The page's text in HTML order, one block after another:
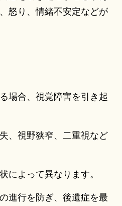
怒り、情緒不安定などが
場合、視覚障害を引き起
、視野狭窄、二重視など
によって異なります。
進行を防ぎ、後遺症を最